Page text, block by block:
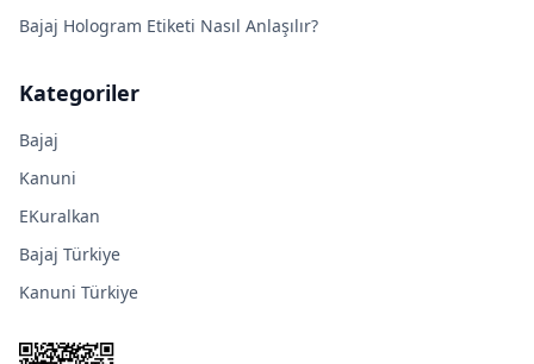
Bajaj Hologram Etiketi Nasıl Anlaşılır?
Kategoriler
Bajaj
Kanuni
EKuralkan
Bajaj Türkiye
Kanuni Türkiye